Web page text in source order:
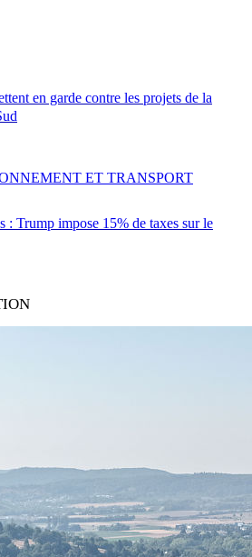
en garde contre les projets de la
: Trump impose 15% de taxes sur le
ET TRANSPORT